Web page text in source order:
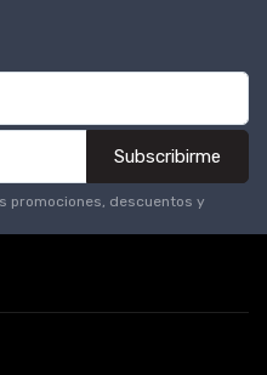
Subscribirme
promociones, descuentos y